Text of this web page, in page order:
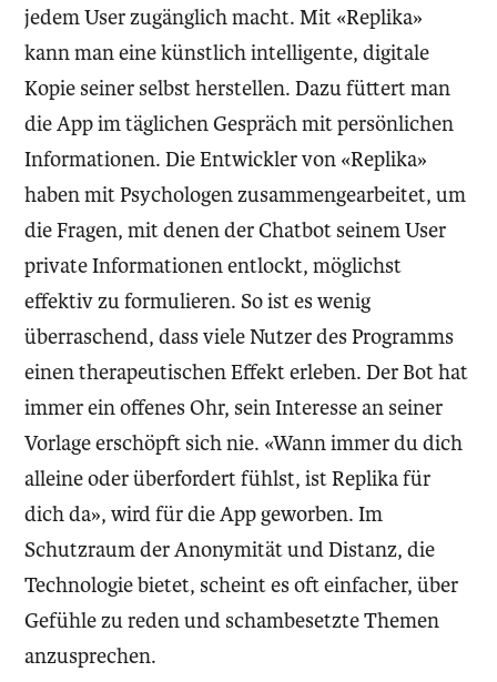
jedem User zugänglich macht. Mit «Replika»
kann man eine künstlich intelligente, digitale
Kopie seiner selbst herstellen. Dazu füttert man
die App im täglichen Gespräch mit persönlichen
Informationen. Die Entwickler von «Replika»
haben mit Psychologen zusammengearbeitet, um
die Fragen, mit denen der Chatbot seinem User
private Informationen entlockt, möglichst
effektiv zu formulieren. So ist es wenig
überraschend, dass viele Nutzer des Programms
einen therapeutischen Effekt erleben. Der Bot hat
immer ein offenes Ohr, sein Interesse an seiner
Vorlage erschöpft sich nie. «Wann immer du dich
alleine oder überfordert fühlst, ist Replika für
dich da», wird für die App geworben. Im
Schutzraum der Anonymität und Distanz, die
Technologie bietet, scheint es oft einfacher, über
Gefühle zu reden und schambesetzte Themen
anzusprechen.